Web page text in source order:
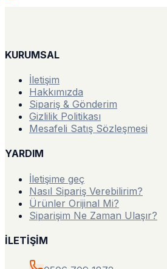
KURUMSAL
İletişim
Hakkımızda
Sipariş & Gönderim
Gizlilik Politikası
Mesafeli Satış Sözleşmesi
YARDIM
İletişime geç
Nasıl Sipariş Verebilirim?
Ürünler Orijinal Mi?
Siparişim Ne Zaman Ulaşır?
İLETİŞİM